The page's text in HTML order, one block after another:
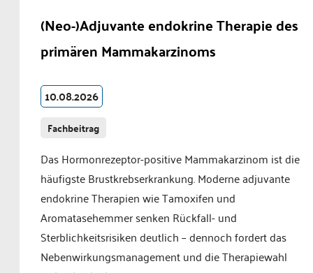
(Neo-)Adjuvante ­endokrine Therapie des
primären ­Mammakarzinoms
10.08.2026
Fachbeitrag
Das Hormonrezeptor-positive Mammakarzinom ist die
häufigste Brustkrebserkrankung. Moderne adjuvante
endokrine Therapien wie Tamoxifen und
Aromatasehemmer senken Rückfall- und
Sterblichkeitsrisiken deutlich – dennoch fordert das
Nebenwirkungsmanagement und die Therapiewahl